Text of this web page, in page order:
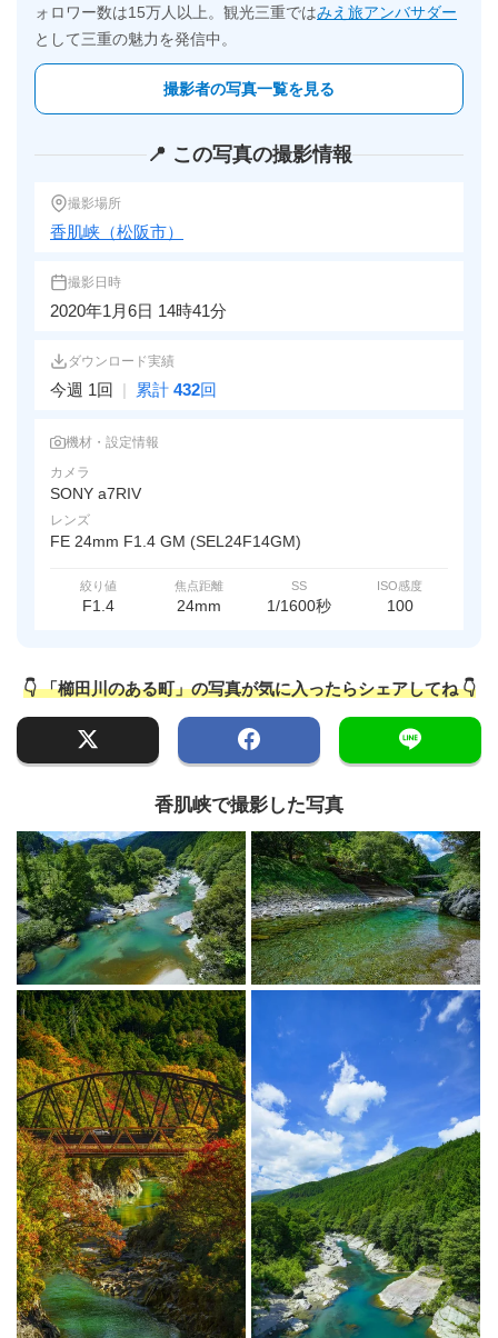
ォロワー数は15万人以上。観光三重ではみえ旅アンバサダー
として三重の魅力を発信中。
撮影者の写真一覧を見る
📍 この写真の撮影情報
撮影場所
香肌峡（松阪市）
撮影日時
2020年1月6日 14時41分
ダウンロード実績
今週 1回 | 累計 432回
機材・設定情報
カメラ
SONY a7RIV
レンズ
FE 24mm F1.4 GM (SEL24F14GM)
絞り値
F1.4
焦点距離
24mm
SS
1/1600秒
ISO感度
100
👇 「櫛田川のある町」の写真が気に入ったらシェアしてね 👇
香肌峡で撮影した写真